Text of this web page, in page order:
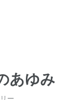
あゆみ